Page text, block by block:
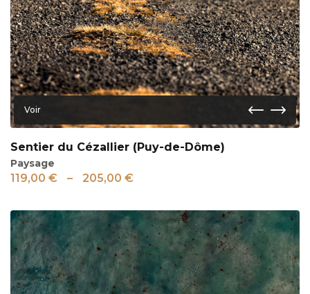
Voir
Sentier du Cézallier (Puy-de-Dôme)
Paysage
119,00 € – 205,00 €